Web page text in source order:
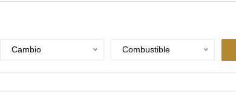
Cambio Combustible